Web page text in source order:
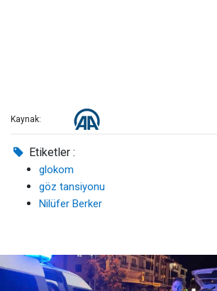
Kaynak:
Etiketler :
glokom
göz tansiyonu
Nilüfer Berker